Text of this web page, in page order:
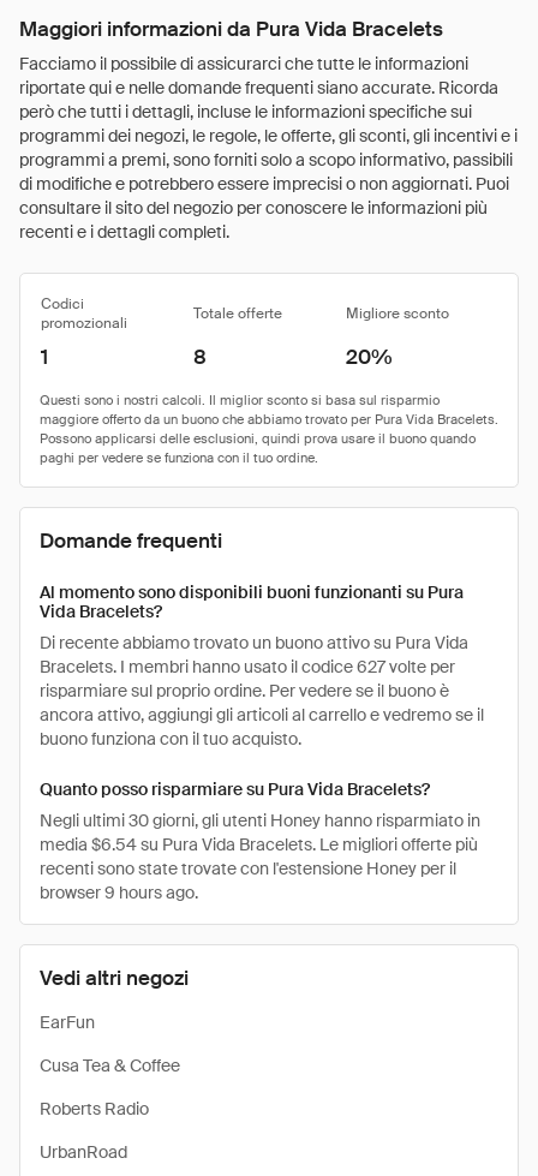
Maggiori informazioni da Pura Vida Bracelets
Facciamo il possibile di assicurarci che tutte le informazioni
riportate qui e nelle domande frequenti siano accurate. Ricorda
però che tutti i dettagli, incluse le informazioni specifiche sui
programmi dei negozi, le regole, le offerte, gli sconti, gli incentivi e i
programmi a premi, sono forniti solo a scopo informativo, passibili
di modifiche e potrebbero essere imprecisi o non aggiornati. Puoi
consultare il sito del negozio per conoscere le informazioni più
recenti e i dettagli completi.
Vedi altri negozi
EarFun
Cusa Tea & Coffee
Roberts Radio
UrbanRoad
Codici
promozionali
Totale offerte Migliore sconto
1 8 20%
Domande frequenti
Al momento sono disponibili buoni funzionanti su Pura
Vida Bracelets?
Di recente abbiamo trovato un buono attivo su Pura Vida
Bracelets. I membri hanno usato il codice 627 volte per
risparmiare sul proprio ordine. Per vedere se il buono è
ancora attivo, aggiungi gli articoli al carrello e vedremo se il
buono funziona con il tuo acquisto.
Quanto posso risparmiare su Pura Vida Bracelets?
Negli ultimi 30 giorni, gli utenti Honey hanno risparmiato in
media $6.54 su Pura Vida Bracelets. Le migliori offerte più
recenti sono state trovate con l'estensione Honey per il
browser 9 hours ago.